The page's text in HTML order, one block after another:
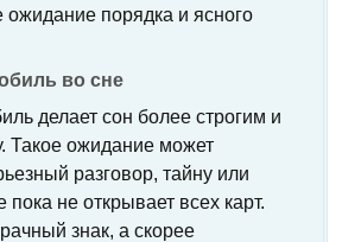
ожидание порядка и ясного
во сне
делает сон более строгим и
Такое ожидание может
разговор, тайну или
пока не открывает всех карт.
знак, а скорее